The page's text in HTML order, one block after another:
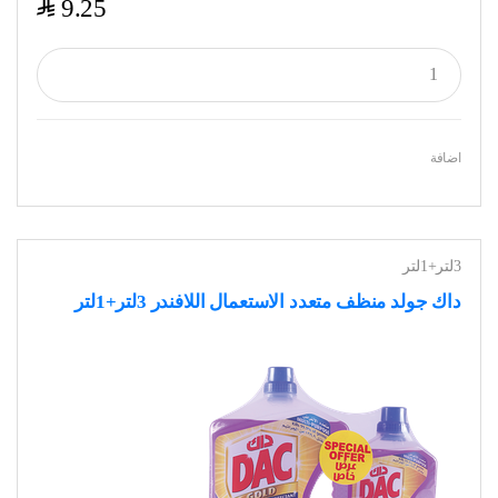
9.25
$
اضافة
3لتر+1لتر
داك جولد منظف متعدد الاستعمال اللافندر 3لتر+1لتر